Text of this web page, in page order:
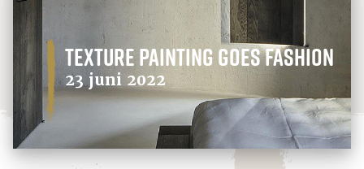
Texture Painting goes fashion
23 juni 2022